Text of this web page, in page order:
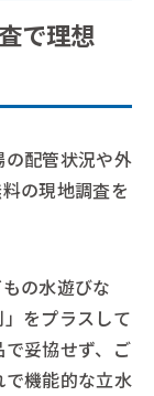
で理想
配管状況や外
の現地調査を
の水遊びな
をプラスして
妥協せず、ご
機能的な立水